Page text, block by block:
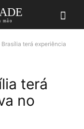
mão
terá experiência
terá
no